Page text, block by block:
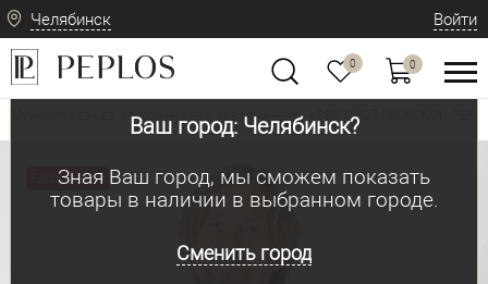
Челябинск
Ваш город: Челябинск?
Зная Ваш город, мы сможем показать
товары в наличии в выбранном городе.
Сменить город
Войти
0 0
Мужская одежда: классическая и современная СВИТШОТ МУЖСКОЙ
Распродажа